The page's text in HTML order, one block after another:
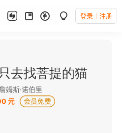
登录 注册
去找菩提的猫
姆斯·诺伯里
元